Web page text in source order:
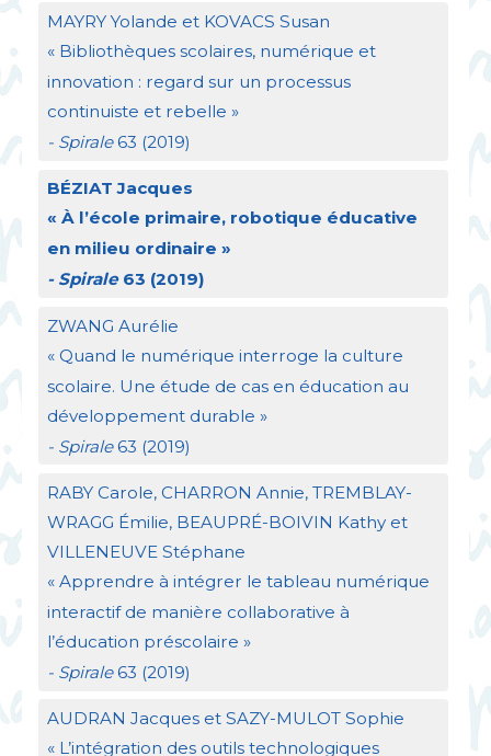
MAYRYYolande et KOVACS Susan
« Bibliothèques scolaires, numérique et
innovation : regard sur un processus
continuiste et rebelle »
- Spirale63 (2019)
BÉZIAT Jacques
« À l’école primaire, robotique éducative
en milieu ordinaire »
- Spirale63 (2019)
ZWANG Aurélie
« Quand le numérique interroge la culture
scolaire. Une étude de cas en éducation au
développement durable »
- Spirale63 (2019)
RABYCarole, CHARRON Annie, TREMBLAY-
WRAGG Émilie, BEAUPRÉ-BOIVIN Kathy et
VILLENEUVE Stéphane
« Apprendre à intégrer le tableau numérique
interactif de manière collaborative à
l’éducation préscolaire »
- Spirale63 (2019)
AUDRAN Jacques et SAZY-MULOTSophie
« L’intégration des outils technologiques